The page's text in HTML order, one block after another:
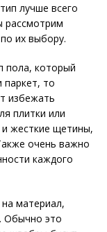
лучше всего
рассмотрим
их выбору.
пола, который
паркет, то
избежать
плитки или
жесткие щетины,
очень важно
каждого
материал,
Обычно это